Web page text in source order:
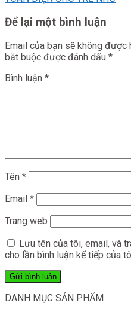
Để lại một bình luận
Email của bạn sẽ không được
bắt buộc được đánh dấu *
Bình luận *
Tên *
Email *
Trang web
Lưu tên của tôi, email, và
cho lần bình luận kế tiếp của
DANH MỤC SẢN PHẨM